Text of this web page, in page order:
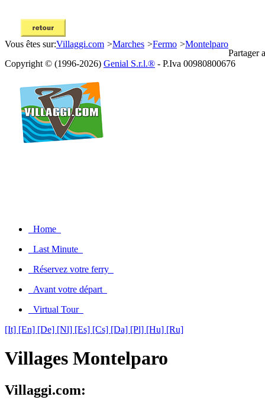
Vous êtes sur:Villaggi.com >Marches >Fermo >Montelparo
Partager
Copyright © (1996-2026) Genial S.r.l.® - P.Iva 00980800676
Home
Last Minute
Réservez votre ferry
Avant votre départ
Virtual Tour
[It] [En] [De] [Nl] [Es] [Cs] [Da] [Pl] [Hu] [Ru]
Villages Montelparo
Villaggi.com: